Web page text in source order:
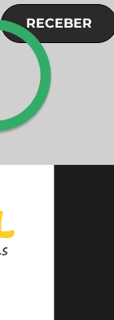
RECEBER